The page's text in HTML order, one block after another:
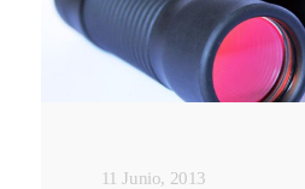
11 Junio, 2013